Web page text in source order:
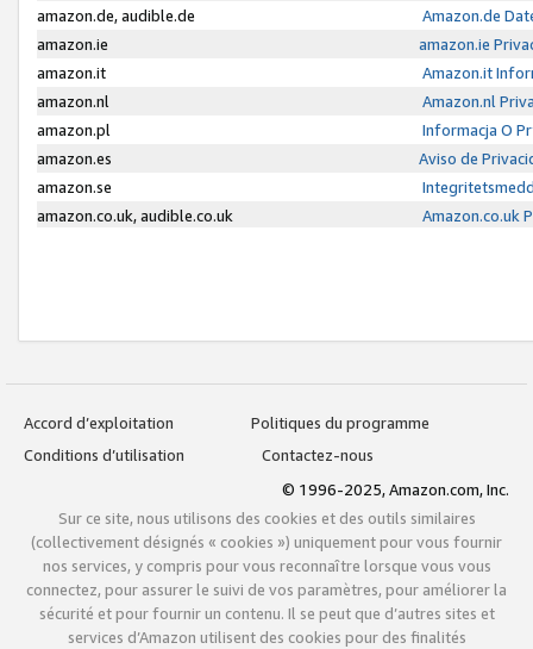
amazon.de, audible.de
Amazon.de
amazon.ie
amazon.ie
amazon.it
Amazon.it
amazon.nl
Amazon.nl
amazon.pl
Informacja O
amazon.es
Aviso de
amazon.se
amazon.co.uk, audible.co.uk
Amazon.co.uk
Accord d’exploitation
Politiques du programme
Conditions d’utilisation
Contactez-nous
© 1996-2025, Amazon.com, Inc.
Sur ce site, nous utilisons des cookies et des outils similaires
(collectivement désignés « cookies ») uniquement pour vous fournir
nos services, y compris pour vous reconnaître lorsque vous vous
connectez, pour assurer le suivi de vos paramètres, pour améliorer la
sécurité et pour fournir un contenu. Il se peut que d’autres sites et
services d’Amazon utilisent des cookies pour des finalités